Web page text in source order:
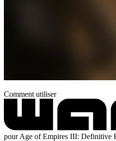
Comment utiliser
pour Age of Empires III: Definitive